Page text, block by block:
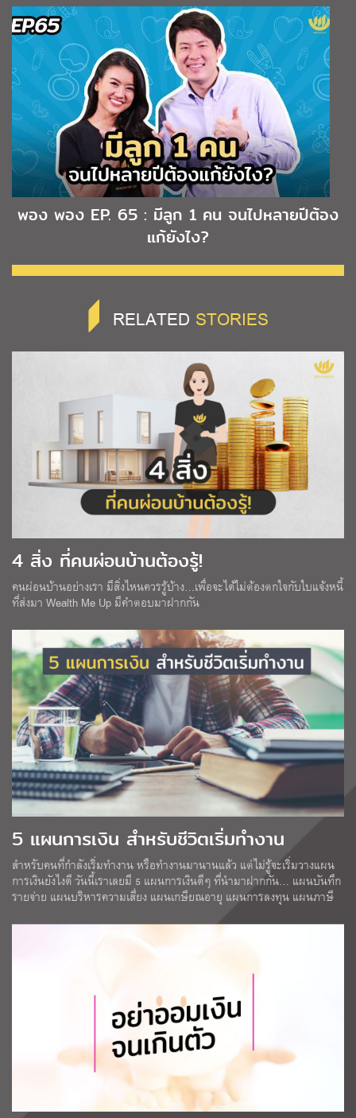
พอง พอง EP. 65 : มีลูก 1 คน จนไปหลายปีต้อง
แก้ยังไง?
RELATED STORIES
4 สิ่ง ที่คนผ่อนบ้านต้องรู้!
คนผ่อนบ้านอย่างเรา มีสิ่งไหนควรรู้บ้าง…เพื่อจะได้ไม่ต้องตกใจกับใบแจ้งหนี้
ที่ส่งมา Wealth Me Up มีคำตอบมาฝากกัน
5 แผนการเงิน สำหรับชีวิตเริ่มทำงาน
สำหรับคนที่กำลังเริ่มทำงาน หรือทำงานมานานแล้ว แต่ไม่รู้จะเริ่มวางแผน
การเงินยังไงดี วันนี้เราเลยมี 5 แผนการเงินดีๆ ที่นำมาฝากกัน… แผนบันทึก
รายจ่าย แผนบริหารความเสี่ยง แผนเกษียณอายุ แผนการลงทุน แผนภาษี